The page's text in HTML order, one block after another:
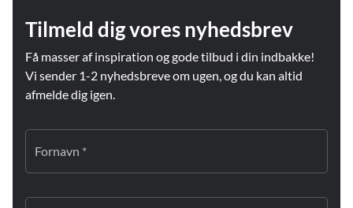
Tilmeld dig vores nyhedsbrev
Få masser af inspiration og gode tilbud i din indbakke!
Vi sender 1-2 nyhedsbreve om ugen, og du kan altid
afmelde dig igen.
Fornavn *